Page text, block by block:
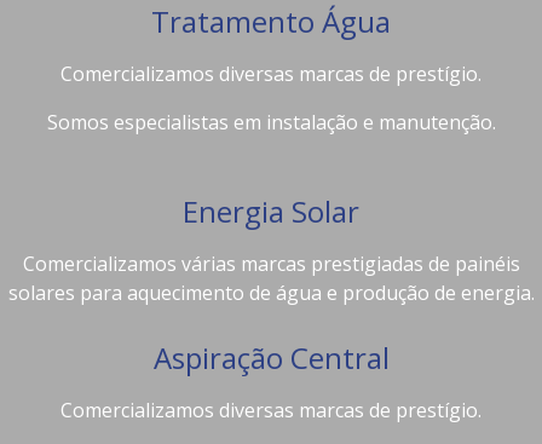
Tratamento Água
Comercializamos diversas marcas de prestígio.
Somos especialistas em instalação e manutenção.
Energia Solar
Comercializamos várias marcas prestigiadas de painéis
solares para aquecimento de água e produção de energia.
Aspiração Central
Comercializamos diversas marcas de prestígio.